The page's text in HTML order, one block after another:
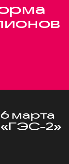
6 марта
«ГЭС-2»